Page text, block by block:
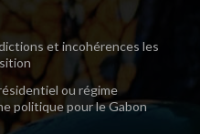
et incohérences les
ou régime
politique pour le Gabon